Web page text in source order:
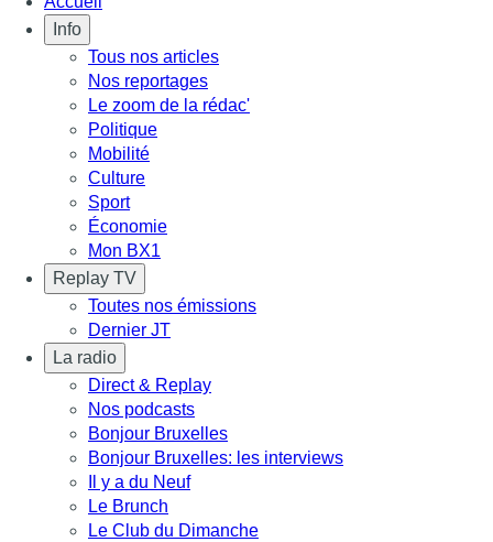
Info
Tous nos articles
Nos reportages
Le zoom de la rédac'
Politique
Mobilité
Culture
Sport
Économie
Mon BX1
Replay TV
Toutes nos émissions
Dernier JT
La radio
Direct & Replay
Nos podcasts
Bonjour Bruxelles
Bonjour Bruxelles: les interviews
Il y a du Neuf
Le Brunch
Le Club du Dimanche